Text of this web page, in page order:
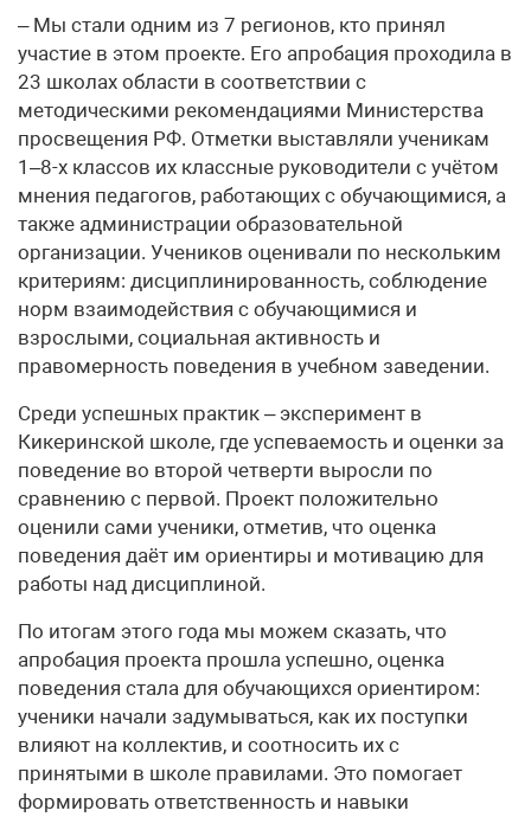
– Мы стали одним из 7 регионов, кто принял
участие в этом проекте. Его апробация проходила в
23 школах области в соответствии с
методическими рекомендациями Министерства
просвещения РФ. Отметки выставляли ученикам
1–8-х классов их классные руководители с учётом
мнения педагогов, работающих с обучающимися, а
также администрации образовательной
организации. Учеников оценивали по нескольким
критериям: дисциплинированность, соблюдение
норм взаимодействия с обучающимися и
взрослыми, социальная активность и
правомерность поведения в учебном заведении.
Среди успешных практик – эксперимент в
Кикеринской школе, где успеваемость и оценки за
поведение во второй четверти выросли по
сравнению с первой. Проект положительно
оценили сами ученики, отметив, что оценка
поведения даёт им ориентиры и мотивацию для
работы над дисциплиной.
По итогам этого года мы можем сказать, что
апробация проекта прошла успешно, оценка
поведения стала для обучающихся ориентиром:
ученики начали задумываться, как их поступки
влияют на коллектив, и соотносить их с
принятыми в школе правилами. Это помогает
формировать ответственность и навыки